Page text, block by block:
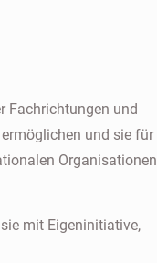
Fachrichtungen und
und sie für
Organisationen
mit Eigeninitiative,